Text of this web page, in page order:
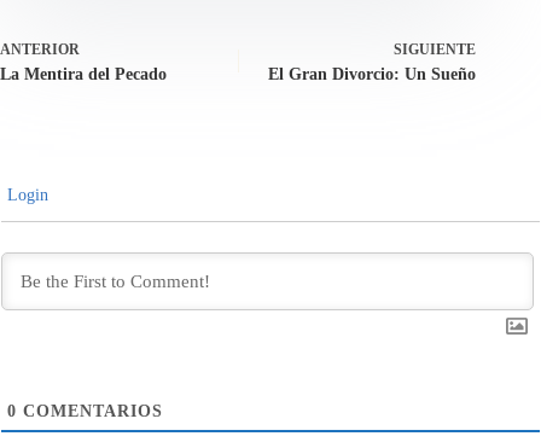
ANTERIOR
La Mentira del Pecado
SIGUIENTE
El Gran Divorcio: Un Sueño
Login
0 COMENTARIOS